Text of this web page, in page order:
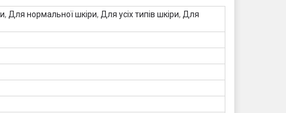
, Для нормальної шкіри, Для усіх типів шкіри, Для